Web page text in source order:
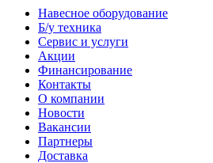
Навесное оборудование
Б/у техника
Сервис и услуги
Акции
Финансирование
Контакты
О компании
Новости
Вакансии
Партнеры
Доставка